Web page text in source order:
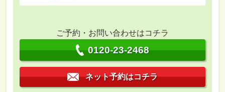
ご予約・お問い合わせはコチラ
0120-23-2468
ネット予約はコチラ